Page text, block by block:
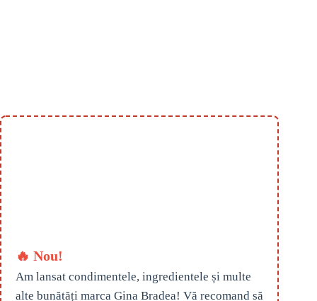
🔥 Nou!
Am lansat condimentele, ingredientele și multe
alte bunătăți marca Gina Bradea! Vă recomand să